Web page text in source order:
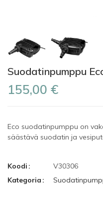
Suodatinpumppu
155,00 €
Eco suodatinpumppu on
säästävä suodatin ja
Koodi
V30306
Kategoria